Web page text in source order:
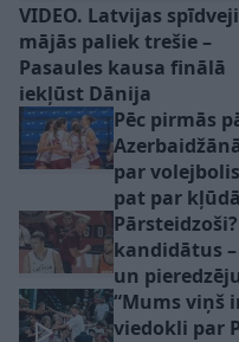
VIDEO. Latvijas
mājās paliek trešie –
Pasaules kausa finālā
iekļūst Dānija
Pēc pirmās
par
pat par
kandidātus
un
“Mums viņš
viedokli par